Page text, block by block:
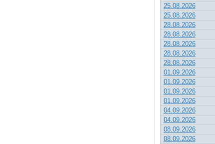
25.08.2026
25.08.2026
28.08.2026
28.08.2026
28.08.2026
28.08.2026
28.08.2026
01.09.2026
01.09.2026
01.09.2026
01.09.2026
04.09.2026
04.09.2026
08.09.2026
08.09.2026